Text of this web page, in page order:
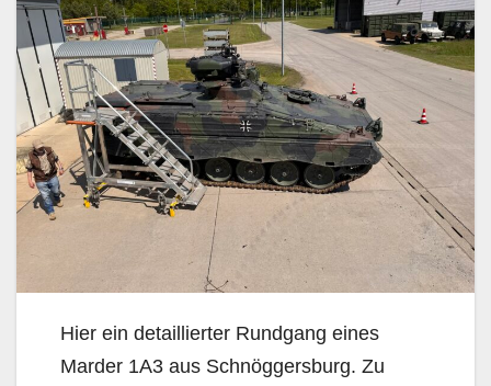
Hier ein detaillierter Rundgang eines
Marder 1A3 aus Schnöggersburg. Zu